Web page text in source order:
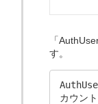
「
す。
カウン